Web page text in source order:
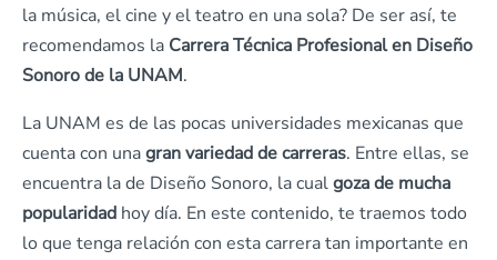
la música, el cine y el teatro en una sola? De ser así, te
recomendamos la Carrera Técnica Profesional en Diseño
Sonoro de la UNAM.
La UNAM es de las pocas universidades mexicanas que
cuenta con unagran variedad de carreras. Entre ellas, se
encuentra la de Diseño Sonoro, la cualgoza de mucha
popularidad hoy día. En este contenido, te traemos todo
lo que tenga relación con esta carrera tan importante en